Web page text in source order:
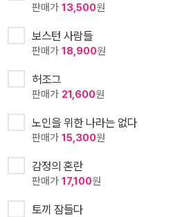
판매가 13,500원
보스턴 사람들
판매가 18,900원
허조그
판매가 21,600원
노인을 위한 나라는 없다
판매가 15,300원
감정의 혼란
판매가 17,100원
토끼 잠들다